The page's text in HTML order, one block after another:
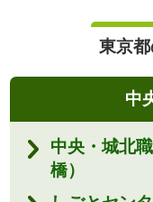
東京
中
中央・城北
橋）